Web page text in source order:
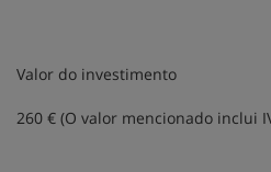
Valor do investimento
260 € (O valor mencionado inclui